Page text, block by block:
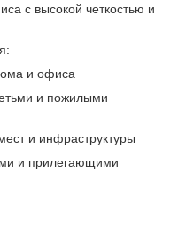
с высокой четкостью и
и офиса
и пожилыми
и инфраструктуры
и прилегающими